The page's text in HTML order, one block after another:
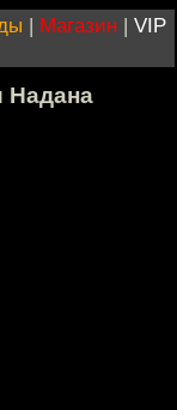
| Магазин | VIP